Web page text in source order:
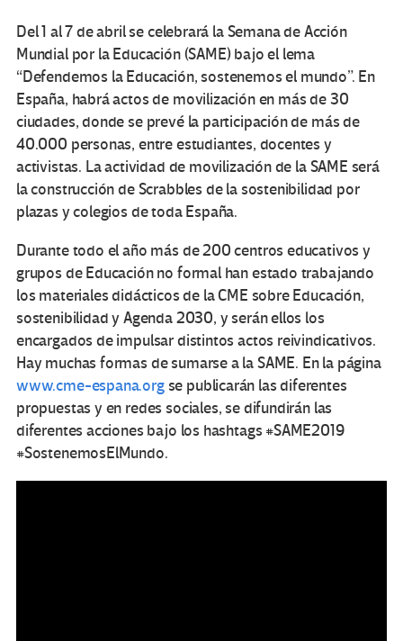
Del 1 al 7 de abril se celebrará la Semana de Acción
Mundial por la Educación (SAME) bajo el lema
“Defendemos la Educación, sostenemos el mundo”. En
España, habrá actos de movilización en más de 30
ciudades, donde se prevé la participación de más de
40.000 personas, entre estudiantes, docentes y
activistas. La actividad de movilización de la SAME será
la construcción de Scrabbles de la sostenibilidad por
plazas y colegios de toda España.
Durante todo el año más de 200 centros educativos y
grupos de Educación no formal han estado trabajando
los materiales didácticos de la CME sobre Educación,
sostenibilidad y Agenda 2030, y serán ellos los
encargados de impulsar distintos actos reivindicativos.
Hay muchas formas de sumarse a la SAME. En la página
www.cme-espana.orgse publicarán las diferentes
propuestas y en redes sociales, se difundirán las
diferentes acciones bajo los hashtags #SAME2019
#SostenemosElMundo.